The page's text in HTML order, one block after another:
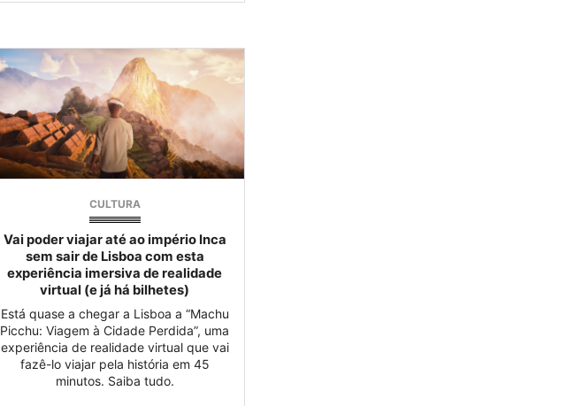
CULTURA
Vai poder viajar até ao império Inca
sem sair de Lisboa com esta
experiência imersiva de realidade
virtual (e já há bilhetes)
Está quase a chegar a Lisboa a “Machu
Picchu: Viagem à Cidade Perdida”, uma
experiência de realidade virtual que vai
fazê-lo viajar pela história em 45
minutos. Saiba tudo.